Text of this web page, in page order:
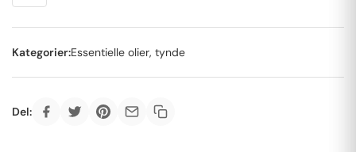
Kategorier:Essentielle olier, tynde
Del: